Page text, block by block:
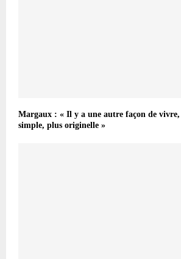
Margaux : « Il y a une autre façon de
simple, plus originelle »